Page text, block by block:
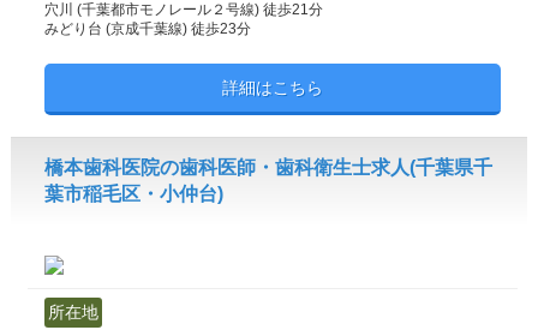
穴川 (千葉都市モノレール２号線) 徒歩21分
みどり台 (京成千葉線) 徒歩23分
詳細はこちら
橋本歯科医院の歯科医師・歯科衛生士求人(千葉県千
葉市稲毛区・小仲台)
所在地